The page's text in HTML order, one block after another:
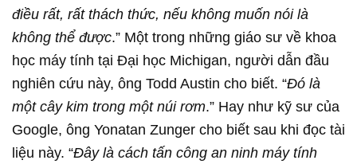
điều rất, rất thách thức, nếu không muốn nói là
không thể được.” Một trong những giáo sư về khoa
học máy tính tại Đại học Michigan, người dẫn đầu
nghiên cứu này, ông Todd Austin cho biết. “Đó là
một cây kim trong một núi rơm.” Hay như kỹ sư của
Google, ông Yonatan Zunger cho biết sau khi đọc tài
liệu này. “Đây là cách tấn công an ninh máy tính